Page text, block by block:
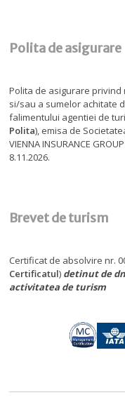
Polita de asigurare
Polita de asigurare
si/sau a sumelor achitate
falimentului agentiei de
Polita), emisa de
VIENNA INSURANCE
8.11.2026.
Brevet de turism
Certificat de absolvire nr.
Certificatul) detinut de
activitatea de turism